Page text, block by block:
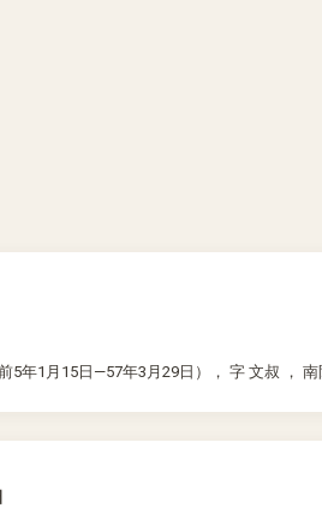
5年1月15日—57年3月29日）， 字 文叔 ，